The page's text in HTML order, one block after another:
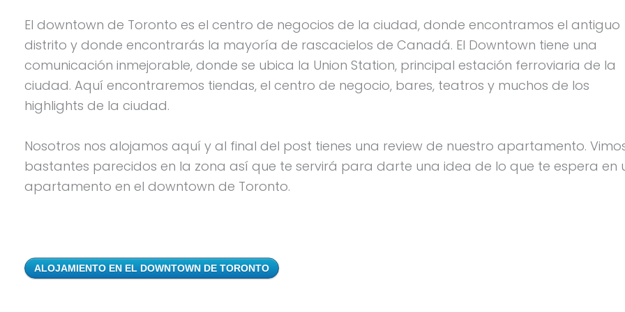
El downtown de Toronto es el centro de negocios de la ciudad, donde encontramos el antiguo
distrito y donde encontrarás la mayoría de rascacielos de Canadá. El Downtown tiene una
comunicación inmejorable, donde se ubica la Union Station, principal estación ferroviaria de la
ciudad. Aquí encontraremos tiendas, el centro de negocio, bares, teatros y muchos de los
highlights de la ciudad.
Nosotros nos alojamos aquí y al final del post tienes una review de nuestro apartamento.
bastantes parecidos en la zona así que te servirá para darte una idea de lo que te espera en
apartamento en el downtown de Toronto.
ALOJAMIENTO EN EL DOWNTOWN DE TORONTO